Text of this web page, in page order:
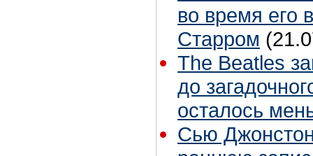
во время его
Старром
The Beatles
до
осталось
Сью